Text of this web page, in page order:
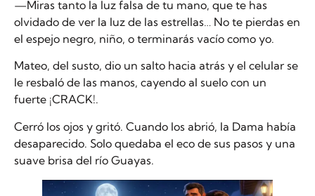
—Miras tanto la luz falsa de tu mano, que te has
olvidado de ver la luz de las estrellas… No te pierdas en
el espejo negro, niño, o terminarás vacío como yo.
Mateo, del susto, dio un salto hacia atrás y el celular se
le resbaló de las manos, cayendo al suelo con un
fuerte ¡CRACK!.
Cerró los ojos y gritó. Cuando los abrió, la Dama había
desaparecido. Solo quedaba el eco de sus pasos y una
suave brisa del río Guayas.